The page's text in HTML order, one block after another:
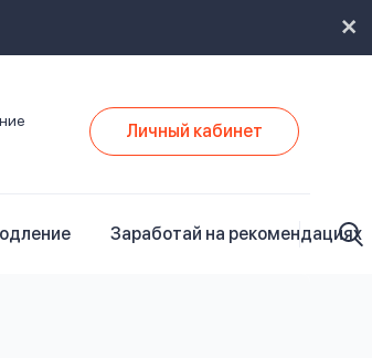
Личный кабинет
Заработай на рекомендациях